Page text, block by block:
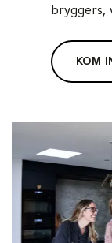
bryggers,
KOM